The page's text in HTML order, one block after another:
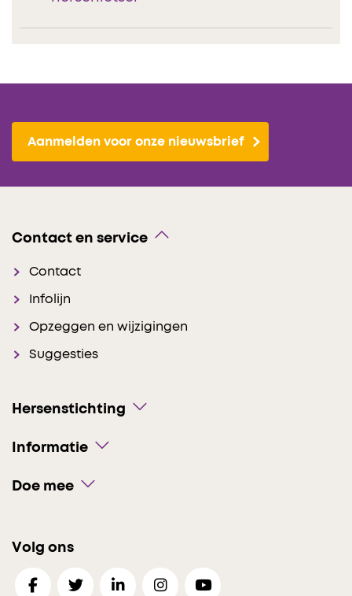
Aanmelden voor onze nieuwsbrief
Contact en service
Contact
Infolijn
Opzeggen en wijzigingen
Suggesties
Hersenstichting
Informatie
Doe mee
Volg ons